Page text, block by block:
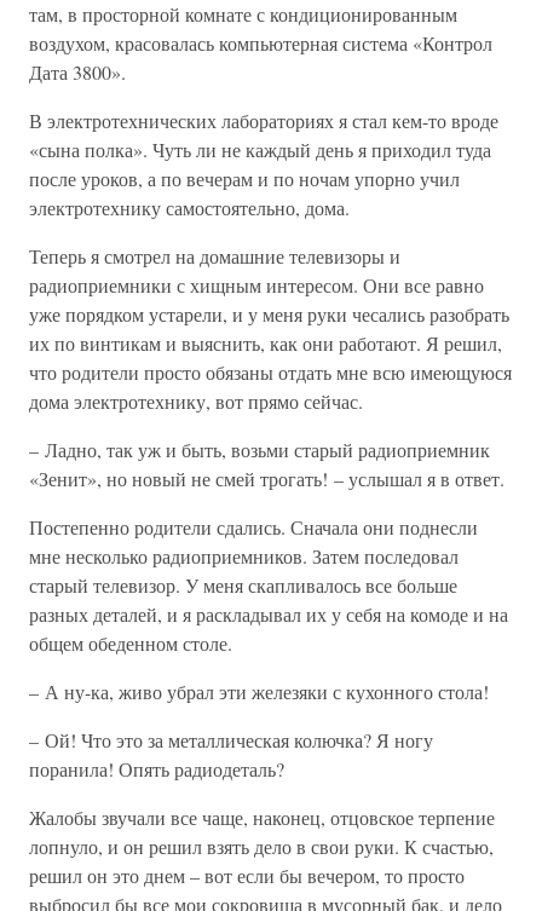
там, в просторной комнате с кондиционированным
воздухом, красовалась компьютерная система «Контрол
Дата 3800».
В электротехнических лабораториях я стал кем-то вроде
«сына полка». Чуть ли не каждый день я приходил туда
после уроков, а по вечерам и по ночам упорно учил
электротехнику самостоятельно, дома.
Теперь я смотрел на домашние телевизоры и
радиоприемники с хищным интересом. Они все равно
уже порядком устарели, и у меня руки чесались разобрать
их по винтикам и выяснить, как они работают. Я решил,
что родители просто обязаны отдать мне всю имеющуюся
дома электротехнику, вот прямо сейчас.
– Ладно, так уж и быть, возьми старый радиоприемник
«Зенит», но новый не смей трогать! – услышал я в ответ.
Постепенно родители сдались. Сначала они поднесли
мне несколько радиоприемников. Затем последовал
старый телевизор. У меня скапливалось все больше
разных деталей, и я раскладывал их у себя на комоде и на
общем обеденном столе.
– А ну-ка, живо убрал эти железяки с кухонного стола!
– Ой! Что это за металлическая колючка? Я ногу
поранила! Опять радиодеталь?
Жалобы звучали все чаще, наконец, отцовское терпение
лопнуло, и он решил взять дело в свои руки. К счастью,
решил он это днем – вот если бы вечером, то просто
выбросил бы все мои сокровища в мусорный бак, и дело